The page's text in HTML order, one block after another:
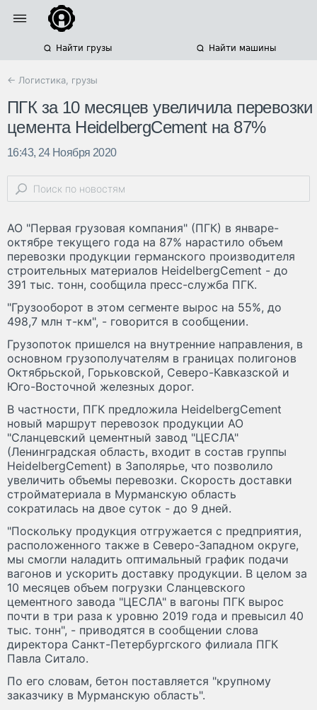
Найти грузы Найти машины
← Логистика, грузы
ПГК за 10 месяцев увеличила перевозки
цемента HeidelbergCement на 87%
16:43, 24 Ноября 2020
АО "Первая грузовая компания" (ПГК) в январе-
октябре текущего года на 87% нарастило объем
перевозки продукции германского производителя
строительных материалов HeidelbergCement - до
391 тыс. тонн, сообщила пресс-служба ПГК.
"Грузооборот в этом сегменте вырос на 55%, до
498,7 млн т-км", - говорится в сообщении.
Грузопоток пришелся на внутренние направления, в
основном грузополучателям в границах полигонов
Октябрьской, Горьковской, Северо-Кавказской и
Юго-Восточной железных дорог.
В частности, ПГК предложила HeidelbergCement
новый маршрут перевозок продукции АО
"Сланцевский цементный завод "ЦЕСЛА"
(Ленинградская область, входит в состав группы
HeidelbergCement) в Заполярье, что позволило
увеличить объемы перевозки. Скорость доставки
стройматериала в Мурманскую область
сократилась на двое суток - до 9 дней.
"Поскольку продукция отгружается с предприятия,
расположенного также в Северо-Западном округе,
мы смогли наладить оптимальный график подачи
вагонов и ускорить доставку продукции. В целом за
10 месяцев объем погрузки Сланцевского
цементного завода "ЦЕСЛА" в вагоны ПГК вырос
почти в три раза к уровню 2019 года и превысил 40
тыс. тонн", - приводятся в сообщении слова
директора Санкт-Петербургского филиала ПГК
Павла Ситало.
По его словам, бетон поставляется "крупному
заказчику в Мурманскую область".